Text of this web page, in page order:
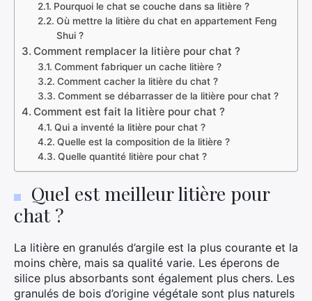
Pourquoi le chat se couche dans sa litière ?
Où mettre la litière du chat en appartement Feng
Shui ?
Comment remplacer la litière pour chat ?
Comment fabriquer un cache litière ?
Comment cacher la litière du chat ?
Comment se débarrasser de la litière pour chat ?
Comment est fait la litière pour chat ?
Qui a inventé la litière pour chat ?
Quelle est la composition de la litière ?
Quelle quantité litière pour chat ?
Quel est meilleur litière pour
chat ?
La litière en granulés d’argile est la plus courante et la
moins chère, mais sa qualité varie. Les éperons de
silice plus absorbants sont également plus chers. Les
granulés de bois d’origine végétale sont plus naturels